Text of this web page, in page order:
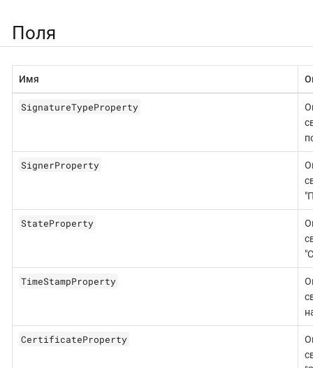
Поля
Имя
SignatureTypeProperty
SignerProperty
StateProperty
TimeStampProperty
CertificateProperty